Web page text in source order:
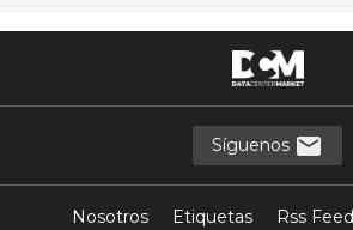
Síguenos
Nosotros Etiquetas Rss Feed